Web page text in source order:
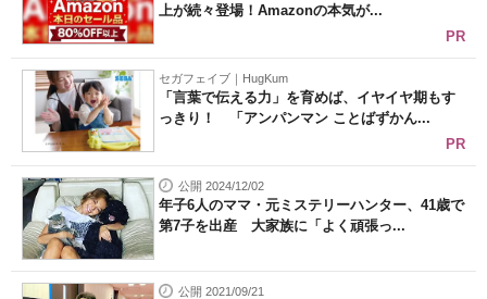
上が続々登場！Amazonの本気が...
PR
セガフェイブ｜HugKum
「言葉で伝える力」を育めば、イヤイヤ期もす
っきり！ 「アンパンマン ことばずかん...
PR
公開 2024/12/02
年子6人のママ・元ミステリーハンター、41歳で
第7子を出産 大家族に「よく頑張っ...
公開 2021/09/21